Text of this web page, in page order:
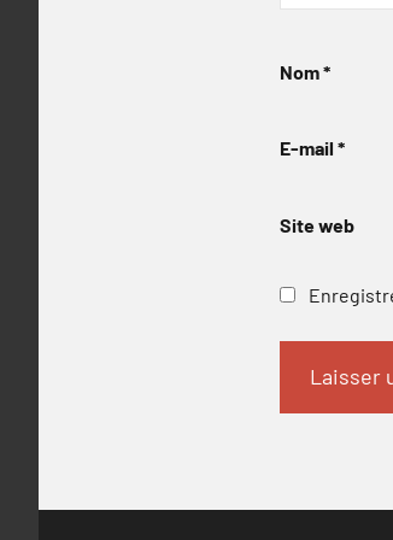
Nom*
E-mail *
Site web